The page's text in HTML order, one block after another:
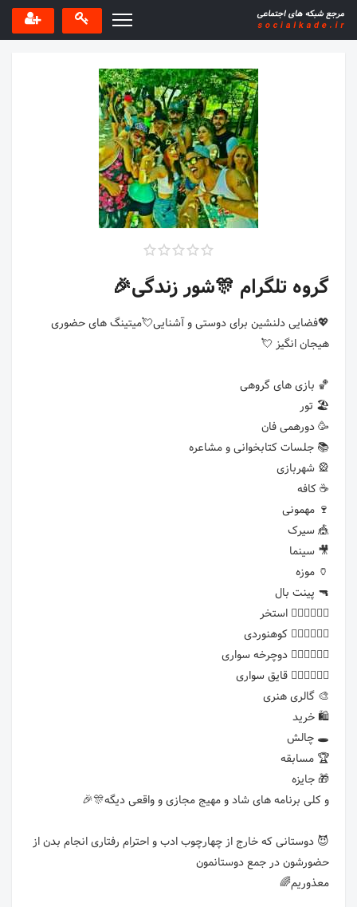
گروه تلگرام 🎊شور زندگی🎉
💖فضایی دلنشین برای دوستی و آشنایی💘میتینگ های حضوری
😈 دوستانی که خارج از چهارچوب ادب و احترام رفتاری انجام بدن از
معذوریم🌈